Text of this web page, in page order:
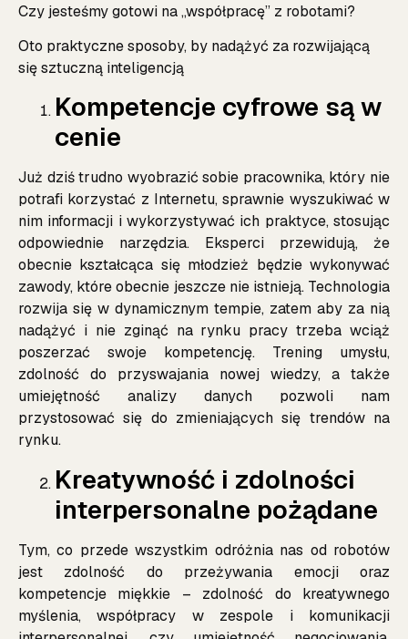
Czy jesteśmy gotowi na ,,współpracę” z robotami?
Oto praktyczne sposoby, by nadążyć za rozwijającą
się sztuczną inteligencją
Kompetencje cyfrowe są w
cenie
Już dziś trudno wyobrazić sobie pracownika, który nie
potrafi korzystać z Internetu, sprawnie wyszukiwać w
nim informacji i wykorzystywać ich praktyce, stosując
odpowiednie narzędzia. Eksperci przewidują, że
obecnie kształcąca się młodzież będzie wykonywać
zawody, które obecnie jeszcze nie istnieją. Technologia
rozwija się w dynamicznym tempie, zatem aby za nią
nadążyć i nie zginąć na rynku pracy trzeba wciąż
poszerzać swoje kompetencję. Trening umysłu,
zdolność do przyswajania nowej wiedzy, a także
umiejętność analizy danych pozwoli nam
przystosować się do zmieniających się trendów na
rynku.
Kreatywność i zdolności
interpersonalne pożądane
Tym, co przede wszystkim odróżnia nas od robotów
jest zdolność do przeżywania emocji oraz
kompetencje miękkie – zdolność do kreatywnego
myślenia, współpracy w zespole i komunikacji